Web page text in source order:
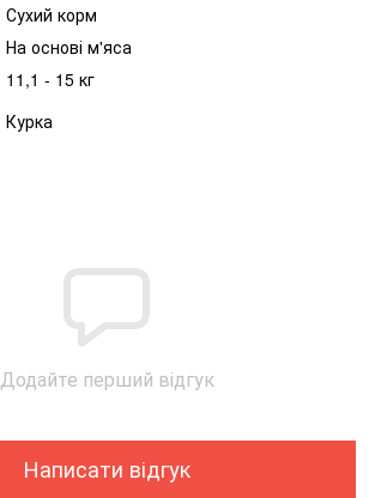
Сухий корм
На основі м'яса
11,1 - 15 кг
Курка
Додайте перший відгук
Написати відгук